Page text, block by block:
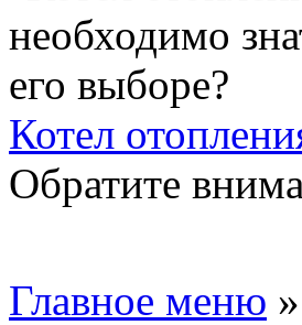
Котел
Обратите
Главное меню »